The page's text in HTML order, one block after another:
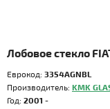
Лобовое стекло
Еврокод: 3354AGNBL
Производитель: KMK
Год: 2001 -